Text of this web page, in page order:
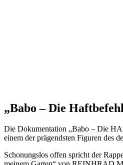
„Babo – Die
Die Dokumentation „Babo – Die
einem der prägendsten Figuren des
Schonungslos offen spricht der